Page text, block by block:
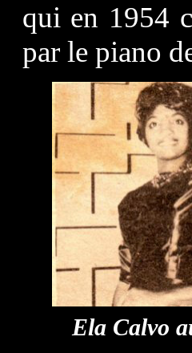
qui en 1954
par le piano
Ela Calvo